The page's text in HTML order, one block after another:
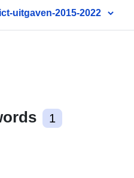
uitgaven-2015-2022
1